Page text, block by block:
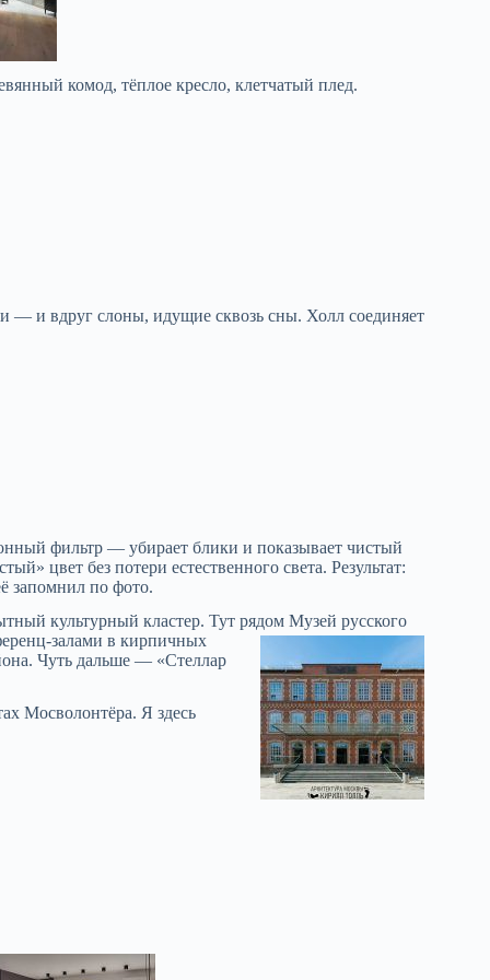
комод, тёплое кресло, клетчатый плед.
— и вдруг слоны, идущие сквозь сны. Холл соединяет
фильтр — убирает блики и показывает чистый
цвет без потери естественного света. Результат:
запомнил по фото.
культурный кластер. Тут рядом Музей русского
залами в кирпичных
Чуть дальше — «Стеллар
Мосволонтёра. Я здесь